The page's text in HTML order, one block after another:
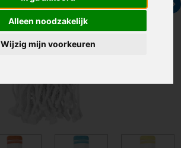
Alleen noodzakelijk
Wijzig mijn voorkeuren